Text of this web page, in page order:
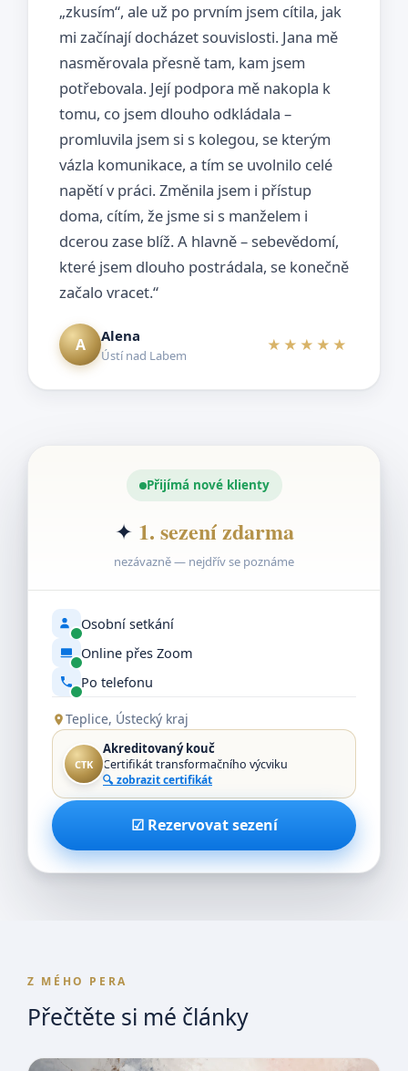
„zkusím“, ale už po prvním jsem cítila, jak
mi začínají docházet souvislosti. Jana mě
nasměrovala přesně tam, kam jsem
potřebovala. Její podpora mě nakopla k
tomu, co jsem dlouho odkládala –
promluvila jsem si s kolegou, se kterým
vázla komunikace, a tím se uvolnilo celé
napětí v práci. Změnila jsem i přístup
doma, cítím, že jsme si s manželem i
dcerou zase blíž. A hlavně – sebevědomí,
které jsem dlouho postrádala, se konečně
začalo vracet.“
A Alena
Ústí nad Labem
★★★★★
Přijímá nové klienty
✦ 1. sezení zdarma
nezávazně — nejdřív se poznáme
Osobní setkání
Online přes Zoom
Po telefonu
Teplice, Ústecký kraj
CTK
Akreditovaný kouč
Certifikát transformačního výcviku
🔍 zobrazit certifikát
☑ Rezervovat sezení
Z MÉHO PERA
Přečtěte si mé články